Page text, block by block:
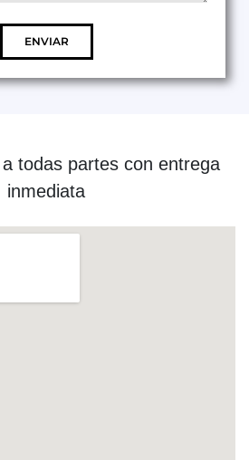
ENVIAR
todas partes con entrega
inmediata